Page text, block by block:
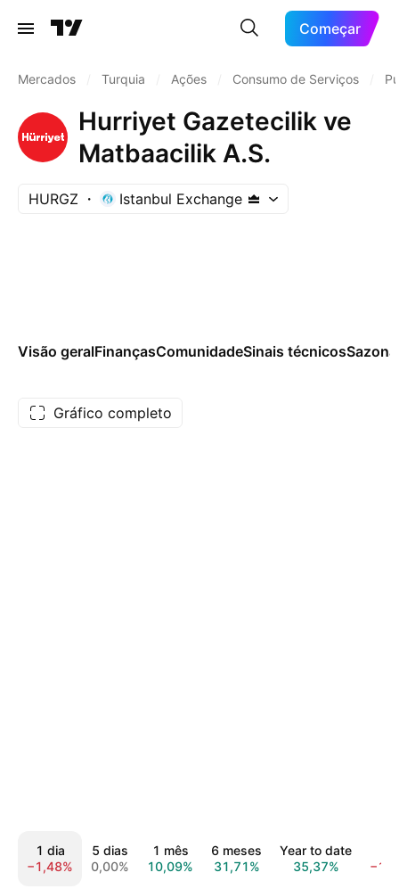
Começar
Mercados Turquia Ações Consumo de Serviços
Hurriyet Gazetecilik ve
Matbaacilik A.S.
HURGZ Istanbul Exchange
Visão geralFinançasComunidadeSinais técnicos
Gráfico completo
1 dia
−1,48%
5 dias
0,00%
1 mês
10,09%
6 meses
31,71%
Year to date
35,37%